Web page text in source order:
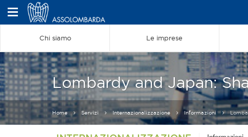
Chi siamo Le imprese
Lombardy and Japan:
Home Servizi Internazionalizzazione Informazioni